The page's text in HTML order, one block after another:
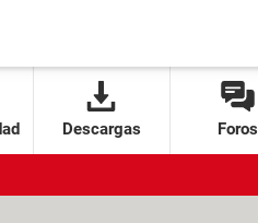
Descargas Foros